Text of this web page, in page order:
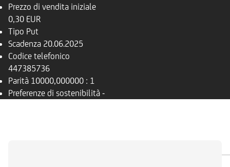
Prezzo di vendita iniziale
0,30 EUR
Tipo Put
Scadenza 20.06.2025
Codice telefonico
447385736
Parità 10000,000000 : 1
Preferenze di sostenibilità -